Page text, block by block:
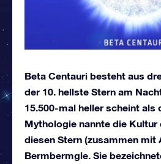
Beta Centauri besteht aus
der 10. hellste Stern am
15.500-mal heller scheint als
Mythologie nannte die Kultur
diesen Stern (zusammen mit
Bermbermgle. Sie